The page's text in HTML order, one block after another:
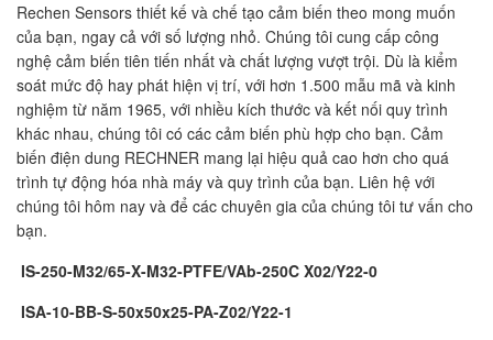
Rechen Sensors thiết kế và chế tạo cảm biến theo mong muốn
của bạn, ngay cả với số lượng nhỏ. Chúng tôi cung cấp công
nghệ cảm biến tiên tiến nhất và chất lượng vượt trội. Dù là kiểm
soát mức độ hay phát hiện vị trí, với hơn 1.500 mẫu mã và kinh
nghiệm từ năm 1965, với nhiều kích thước và kết nối quy trình
khác nhau, chúng tôi có các cảm biến phù hợp cho bạn. Cảm
biến điện dung RECHNER mang lại hiệu quả cao hơn cho quá
trình tự động hóa nhà máy và quy trình của bạn. Liên hệ với
chúng tôi hôm nay và để các chuyên gia của chúng tôi tư vấn cho
bạn.
IS-250-M32/65-X-M32-PTFE/VAb-250C X02/Y22-0
ISA-10-BB-S-50x50x25-PA-Z02/Y22-1